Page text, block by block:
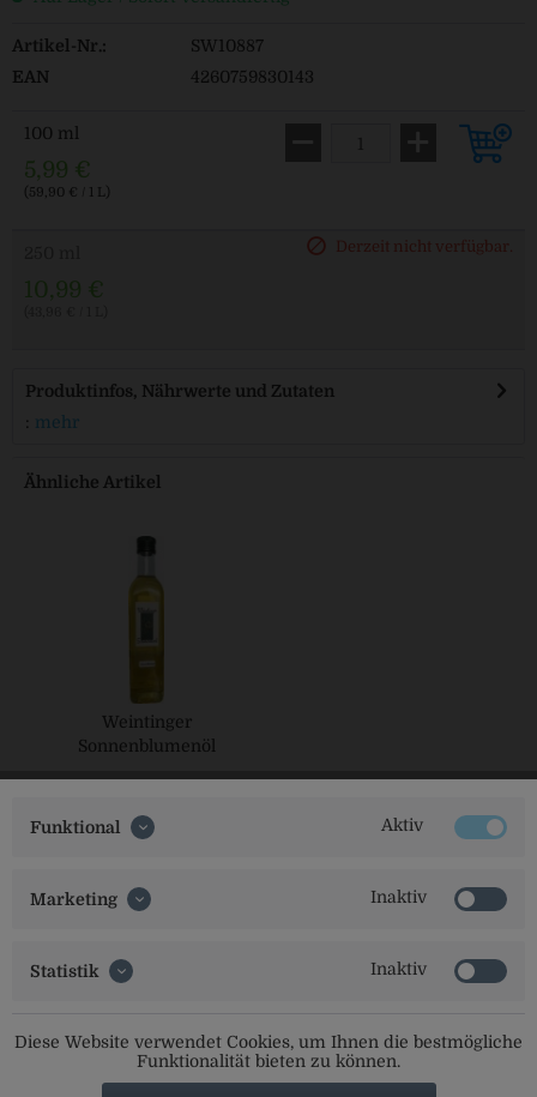
Artikel-Nr.:
SW10887
EAN
4260759830143
100 ml
5,99 €
(59,90 € / 1 L)
10,99 €
Derzeit nicht verfügbar.
Produktinfos, Nährwerte und Zutaten
: mehr
Ähnliche Artikel
Weintinger
Sonnenblumenöl
Social Media
Funktional Aktiv
Marketing Inaktiv
Statistik Inaktiv
Diese Website verwendet Cookies, um Ihnen die bestmögliche
Funktionalität bieten zu können.